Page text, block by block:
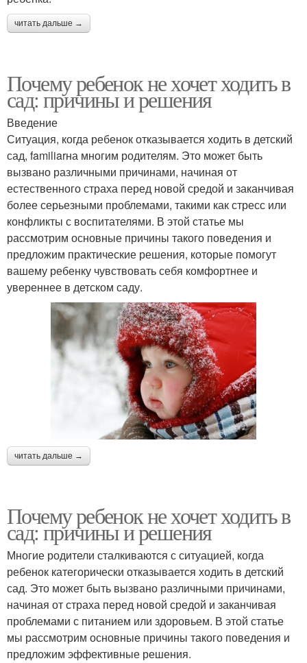
читать дальше →
Почему ребенок не хочет ходить в
сад: причины и решения
Введение
Ситуация, когда ребенок отказывается ходить в детский
сад, familiarна многим родителям. Это может быть
вызвано различными причинами, начиная от
естественного страха перед новой средой и заканчивая
более серьезными проблемами, такими как стресс или
конфликты с воспитателями. В этой статье мы
рассмотрим основные причины такого поведения и
предложим практические решения, которые помогут
вашему ребенку чувствовать себя комфортнее и
увереннее в детском саду.
читать дальше →
Почему ребенок не хочет ходить в
сад: причины и решения
Многие родители сталкиваются с ситуацией, когда
ребенок категорически отказывается ходить в детский
сад. Это может быть вызвано различными причинами,
начиная от страха перед новой средой и заканчивая
проблемами с питанием или здоровьем. В этой статье
мы рассмотрим основные причины такого поведения и
предложим эффективные решения.